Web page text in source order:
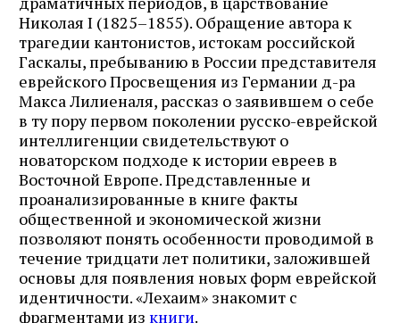
Николая I (1825–1855). Обращение автора к
трагедии кантонистов, истокам российской
Гаскалы, пребыванию в России представителя
еврейского Просвещения из Германии д-ра
Макса Лилиеналя, рассказ о заявившем о себе
в ту пору первом поколении русско-еврейской
интеллигенции свидетельствуют о
новаторском подходе к истории евреев в
Восточной Европе. Представленные и
проанализированные в книге факты
общественной и экономической жизни
позволяют понять особенности проводимой в
течение тридцати лет политики, заложившей
основы для появления новых форм еврейской
идентичности. «Лехаим» знакомит с
фрагментами из книги.